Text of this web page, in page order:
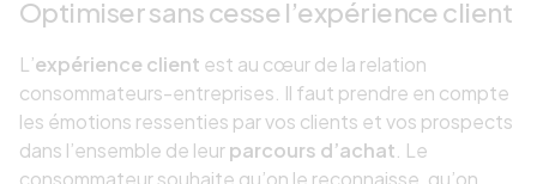
Optimiser sans cesse l’expérience client
L’expérience client est au cœur de la relation
consommateurs-entreprises. Il faut prendre en compte
les émotions ressenties par vos clients et vos prospects
dans l’ensemble de leurparcours d’achat. Le